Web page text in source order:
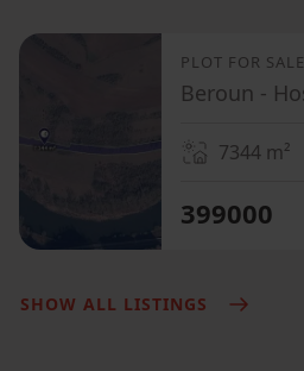
PLOT FOR SALE
7344 m²
399000
SHOW ALL LISTINGS